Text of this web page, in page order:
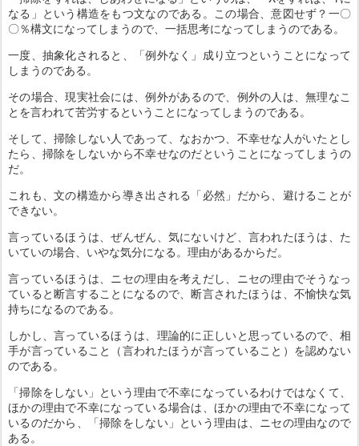
なる」という構造をもつ文なのである。この場合、意図せず？一〇
〇％構文になってしまうので、一括思考になってしまうのである。
一度、抽象化されると、「例外なく」成り立つということになって
しまうのである。
その場合、現実社会には、例外があるので、例外の人は、無理なこ
とを言われて苦労するということになってしまうのである。
そして、掃除しない人であって、なおかつ、不幸せな人がいたとし
たら、掃除をしないから不幸せなのだということになってしまうの
だ。
これも、文の構造から導き出される「必然」だから、避けることが
できない。
言っているほうは、ぜんぜん、気にないけど、言われたほうは、た
いていの場合、いやな気分になる。理由があるからだ。
言っているほうは、ニセの理由を考えだし、ニセの理由でそうなっ
ていると断言することになるので、断言されたほうは、不愉快な気
持ちになるのである。
しかし、言っているほうは、理論的に正しいと思っているので、相
手が言っていること（言われたほうが言っていること）を認めない
のである。
「掃除をしない」という理由で不幸になっているわけではなくて、
ほかの理由で不幸になっている場合は、ほかの理由で不幸になって
いるのだから、「掃除をしない」という理由は、ニセの理由なので
ある。